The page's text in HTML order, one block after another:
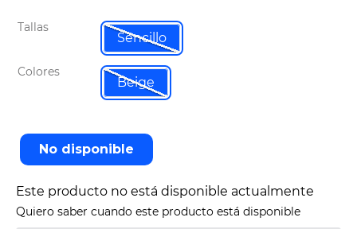
Tallas
Sencillo
Colores
Beige
No disponible
Este producto no está disponible actualmente
Quiero saber cuando este producto está disponible
6.
turismo
impresora
8.
cine
9.
tv